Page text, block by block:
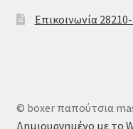
Επικοινωνία
© boxer παπούτσια
Δημιουργημένο με το